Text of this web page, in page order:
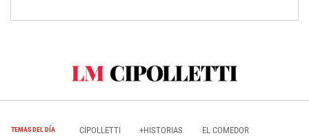
TEMAS DEL DÍA CIPOLLETTI +HISTORIAS EL COMEDOR